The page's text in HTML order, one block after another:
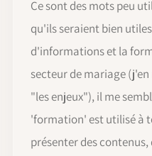
Ce sont des mots peu
qu'ils seraient bien
d'informations et la
secteur de mariage
"les enjeux"), il me
'formation' est utilisé à
présenter des